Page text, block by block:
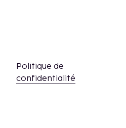
Politique de
confidentialité